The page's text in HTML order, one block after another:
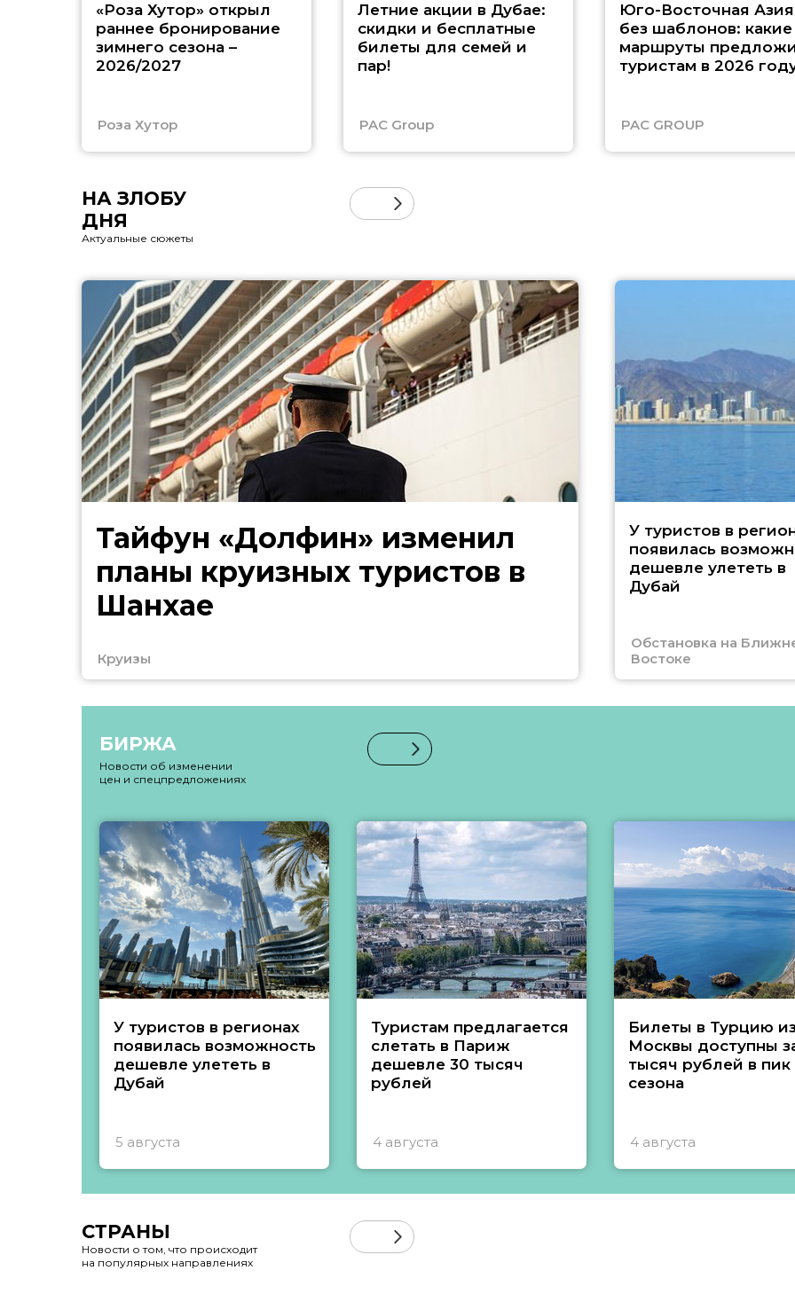
«Роза Хутор» открыл
раннее бронирование
зимнего сезона –
2026/2027
Роза Хутор
Летние акции в Дубае:
скидки и бесплатные
билеты для семей и
пар!
PAC Group
Юго-Восточная Азия
без шаблонов: какие
маршруты
туристам в 2026
PAC GROUP
НА ЗЛОБУ
ДНЯ
Актуальные сюжеты
Тайфун «Долфин» изменил
планы круизных туристов в
Шанхае
Круизы
У туристов в
появилась
дешевле улететь в
Дубай
Обстановка на
Востоке
БИРЖА
Новости об изменении
цен и спецпредложениях
У туристов в регионах
появилась возможность
дешевле улететь в
Дубай
5 августа
Туристам предлагается
слетать в Париж
дешевле 30 тысяч
рублей
4 августа
Билеты в Турцию из
Москвы доступны
тысяч рублей в пик
сезона
4 августа
СТРАНЫ
Новости о том, что происходит
на популярных направлениях